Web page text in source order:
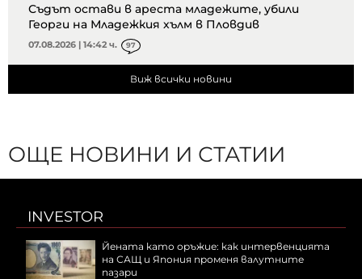
Съдът остави в ареста младежите, убили
Георги на Младежкия хълм в Пловдив
07.08.2026 | 14:42 ч. 97
Виж всички новини
ОЩЕ НОВИНИ И СТАТИИ
INVESTOR
Йената като оръжие: как интервенцията
на САЩ и Япония променя валутните
пазари